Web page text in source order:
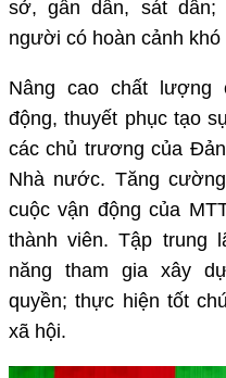
sở, gần dân, sát dân;
người có hoàn cảnh khó
Nâng cao chất lượng
động, thuyết phục tạo
các chủ trương của
Nhà nước. Tăng
cuộc vận động của
thành viên. Tập trung
năng tham gia xây
quyền; thực hiện tốt
xã hội.